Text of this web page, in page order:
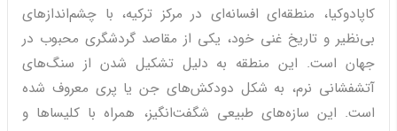
کاپادوکیا، منطقه‌ای افسانه‌ای در مرکز ترکیه، با چشم‌اندازهای
بی‌نظیر و تاریخ غنی خود، یکی از مقاصد گردشگری محبوب در
جهان است. این منطقه به دلیل تشکیل شدن از سنگ‌های
آتشفشانی نرم، به شکل دودکش‌های جن یا پری معروف شده
است. این سازه‌های طبیعی شگفت‌انگیز، همراه با کلیساها و